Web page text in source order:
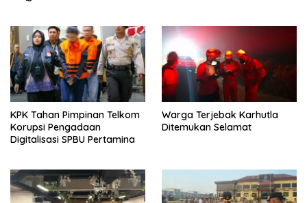
KPK Tahan Pimpinan Telkom
Korupsi Pengadaan
Digitalisasi SPBU Pertamina
Warga Terjebak Karhutla
Ditemukan Selamat